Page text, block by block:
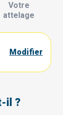
Votre
attelage
Modifier
il ?